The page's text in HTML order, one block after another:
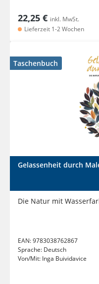
22,25 € inkl. MwSt.
Lieferzeit 1-2 Wochen
Taschenbuch
Gelassenheit durch
Die Natur mit
EAN:9783038762867
Sprache: Deutsch
Von/Mit: Inga Buividavice